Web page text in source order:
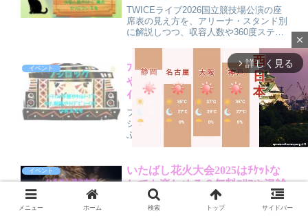
TWICEライブ2026国立競技場公演の座
席表の見え方を、アリーナ・スタンド別
に解説しつつ、収容人数や360度ステー
年ツアーのセトリ傾向から国立公演のセ
ットリストを予想し、国立ならではの注
意点や持ち物のポイントもまとめたガイ
ド記事です。
イベント
ﾌｼﾞﾛｯｸ2026日程は？ｱｰﾃｨｽﾄ予想
やﾀｲﾑﾃｰﾌﾞﾙ&ｾﾄﾘ,配信やﾗｲﾌﾞﾋﾞｭｰ
ｲﾝｸﾞはあるかも
フジロック2026の最新日程や開催スケ
ジュール、第1弾発表アーティストの顔
ぶれをわかりやすく整理しました。さら
に、今後発表が予想されるタイムテーブ
配信やテレビ放送・ライブビューイング
の可能性、情報を追うおすすめルートま
で解説。現地参戦組も配信組も、2026
年フジロックを最大限楽しむための準備
ガイドです。
イベント
いたばし花火大会2025はﾁｹｯﾄな
しでも楽しめる？無料ｴﾘｱや混雑
状況についても
メニュー ホーム 検索 トップ サイドバー
close
arrow_forward_ios 詳しく見る